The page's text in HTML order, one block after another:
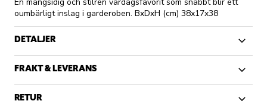
oumbärligt inslag i garderoben. BxDxH (cm) 38x17x38
DETALJER
FRAKT & LEVERANS
RETUR